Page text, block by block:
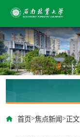
首页>焦点新闻>正文